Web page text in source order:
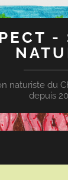
-
naturiste du
depuis